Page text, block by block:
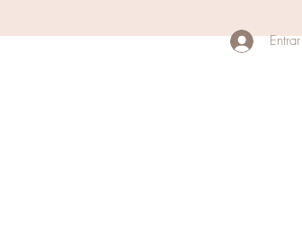
Entrar